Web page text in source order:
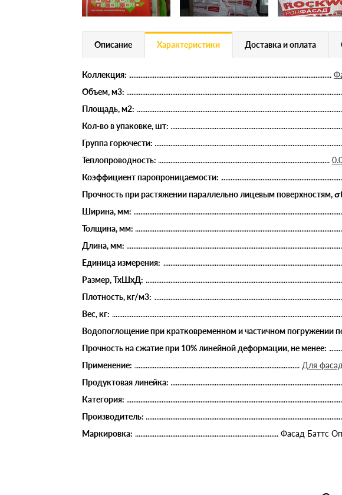
Описание Характеристики Доставка и оплата
Коллекция:
Объем, м3:
Площадь, м2:
Кол-во в упаковке, шт:
Группа горючести:
Теплопроводность:
Коэффициент паропроницаемости:
Прочность при растяжении параллельно лицевым поверхностям,
Ширина, мм:
Толщина, мм:
Длина, мм:
Единица измерения:
Размер, ТхШхД:
Плотность, кг/м3:
Вес, кг:
Водопоглощение при кратковременном и частичном погружении
Прочность на сжатие при 10% линейной деформации, не менее:
Применение:
Для
Продуктовая линейка:
Категория:
Производитель:
Маркировка:
Фасад Баттс